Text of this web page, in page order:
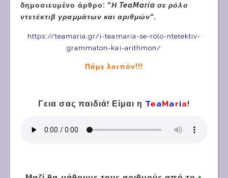
δημοσιευμένο άρθρο: “Η TeaMaria σε ρόλο
ντετέκτιβ γραμμάτων και αριθμών“.
https://teamaria.gr/i-teamaria-se-rolo-ntetektiv-
grammaton-kai-arithmon/
Πάμε λοιπόν!!!
Γεια σας παιδιά! Είμαι η TeaMa ria!